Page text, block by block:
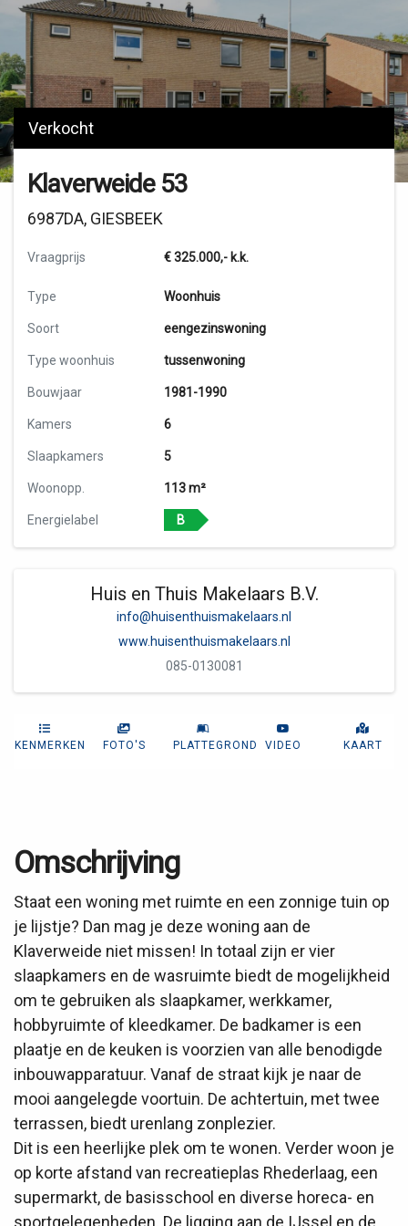
Verkocht
Klaverweide 53
6987DA, GIESBEEK
Vraagprijs € 325.000,- k.k.
Type Woonhuis
Soort eengezinswoning
Type woonhuis tussenwoning
Bouwjaar 1981-1990
Kamers 6
Slaapkamers 5
Woonopp. 113 m²
Energielabel B
Huis en Thuis Makelaars B.V.
info@huisenthuismakelaars.nl
www.huisenthuismakelaars.nl
085-0130081
KENMERKEN FOTO'S PLATTEGROND VIDEO KAART
Omschrijving
Staat een woning met ruimte en een zonnige tuin op
je lijstje? Dan mag je deze woning aan de
Klaverweide niet missen! In totaal zijn er vier
slaapkamers en de wasruimte biedt de mogelijkheid
om te gebruiken als slaapkamer, werkkamer,
hobbyruimte of kleedkamer. De badkamer is een
plaatje en de keuken is voorzien van alle benodigde
inbouwapparatuur. Vanaf de straat kijk je naar de
mooi aangelegde voortuin. De achtertuin, met twee
terrassen, biedt urenlang zonplezier.
Dit is een heerlijke plek om te wonen. Verder woon je
op korte afstand van recreatieplas Rhederlaag, een
supermarkt, de basisschool en diverse horeca- en
sportgelegenheden. De ligging aan de IJssel en de